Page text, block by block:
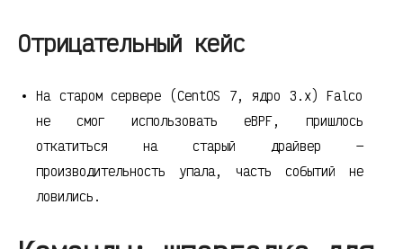
Отрицательный кейс
На старом сервере (CentOS 7, ядро 3.x) Falco
не смог использовать eBPF, пришлось
откатиться на старый драйвер —
производительность упала, часть событий не
ловились.